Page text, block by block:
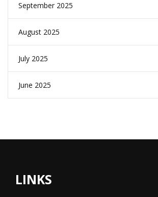
September 2025
August 2025
July 2025
June 2025
LINKS